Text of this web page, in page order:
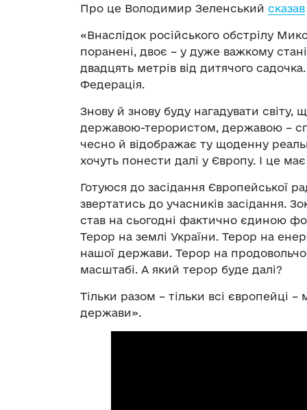
Про це Володимир Зеленський сказав
«Внаслідок російського обстрілу
поранені, двоє – у дуже важкому
двадцять метрів від дитячого
Федерація.
Знову й знову буду нагадувати
державою-терористом, державою –
чесно й відображає ту щоденну
хочуть понести далі у Європу. І це
Готуюся до засідання Європейської
звертатись до учасників засідання.
став на сьогодні фактично єдиною
Терор на землі України. Терор на
нашої держави. Терор на
масштабі. А який терор буде далі?
Тільки разом – тільки всі європейці
держави».